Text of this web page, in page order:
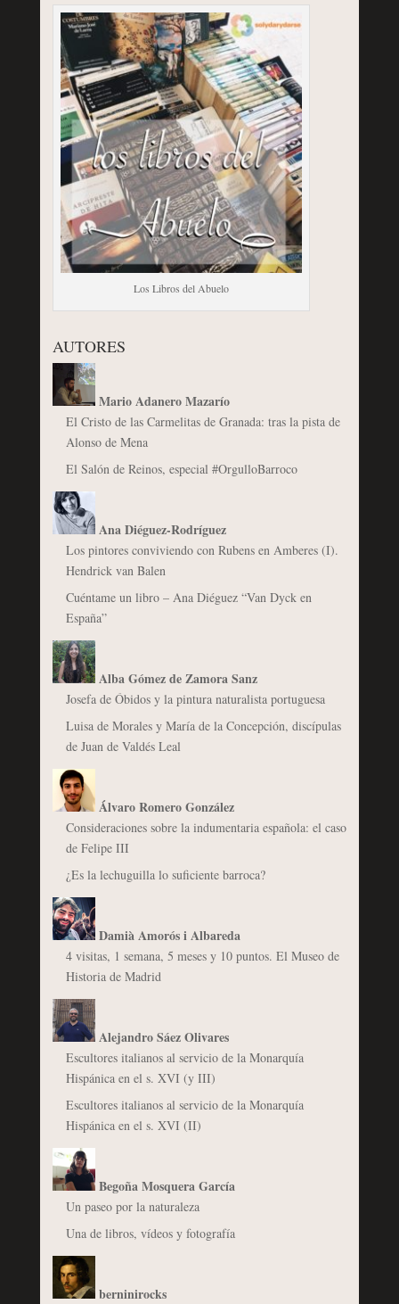
Los Libros del Abuelo
AUTORES
Mario Adanero Mazarío
El Cristo de las Carmelitas de Granada: tras la pista de
Alonso de Mena
El Salón de Reinos, especial #OrgulloBarroco
Ana Diéguez-Rodríguez
Los pintores conviviendo con Rubens en Amberes (I).
Hendrick van Balen
Cuéntame un libro – Ana Diéguez “Van Dyck en
España”
Alba Gómez de Zamora Sanz
Josefa de Óbidos y la pintura naturalista portuguesa
Luisa de Morales y María de la Concepción, discípulas
de Juan de Valdés Leal
Álvaro Romero González
Consideraciones sobre la indumentaria española: el caso
de Felipe III
¿Es la lechuguilla lo suficiente barroca?
Damià Amorós i Albareda
4 visitas, 1 semana, 5 meses y 10 puntos. El Museo de
Historia de Madrid
Alejandro Sáez Olivares
Escultores italianos al servicio de la Monarquía
Hispánica en el s. XVI (y III)
Escultores italianos al servicio de la Monarquía
Hispánica en el s. XVI (II)
Begoña Mosquera García
Un paseo por la naturaleza
Una de libros, vídeos y fotografía
berninirocks